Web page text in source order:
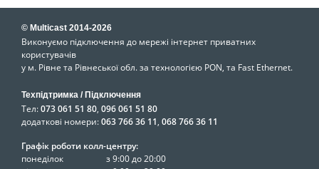
© Multicast 2014-2026
Виконуємо підключення до мережі інтернет приватних
користувачів
у м. Рівне та Рівнеської обл. за технологією PON, та Fast Ethernet.
Техпідтримка / Підключення
Тел:073 061 51 80, 096 061 51 80
додаткові номери:063 766 36 11, 068 766 36 11
Графік роботи колл-центру:
понеділок
з 9:00 до 20:00